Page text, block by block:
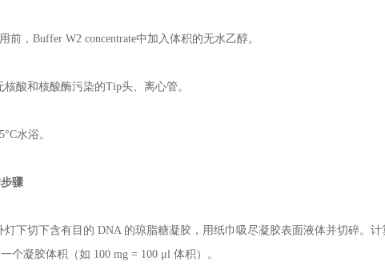
前，Buffer W2 concentrate中加入体积的无水乙醇。
酸和核酸酶污染的Tip头、离心管。
水浴。
骤
灯下切下含有目的 DNA 的琼脂糖凝胶，用纸巾吸尽凝胶表面液体并切碎。
个凝胶体积（如 100 mg = 100 μl 体积）。